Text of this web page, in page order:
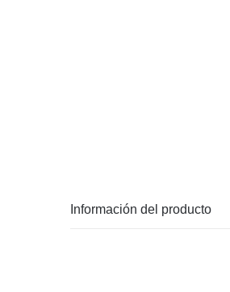
Información del producto